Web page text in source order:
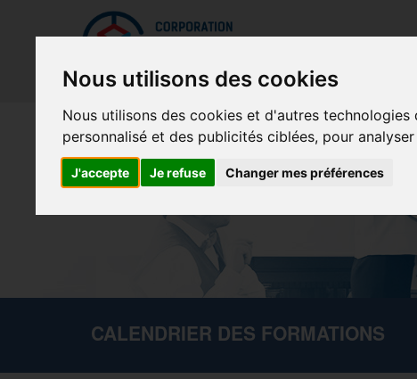
Nous utilisons des cookies
Nous utilisons des cookies et d'autres
personnalisé et des publicités ciblées, pour
J'accepte Je refuse Changer mes préférences
Mettreà jour vos préférences de témoins
CALENDRIER DES FORMATIONS